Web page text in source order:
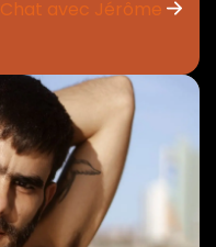
Chat avec Jérôme